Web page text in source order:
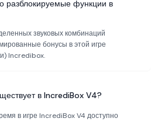
разблокируемые функции в
звуковых комбинаций
бонусы в этой игре
Incredibox.
в IncrediBox V4?
в игре IncrediBox V4 доступно